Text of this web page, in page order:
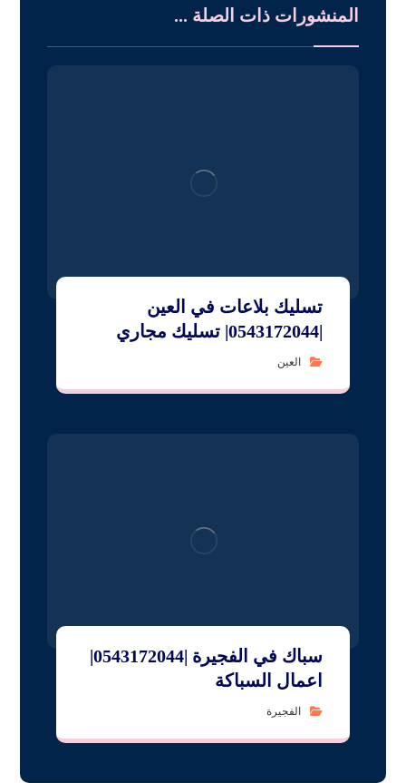
المنشورات ذات الصلة ...
تسليك بلاعات في العين
|0543172044| تسليك مجاري
العين
سباك في الفجيرة |0543172044|
اعمال السباكة
الفجيرة